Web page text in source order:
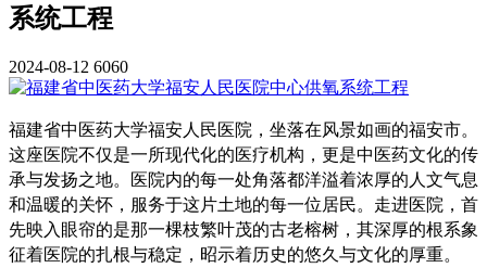
系统工程
2024-08-12 6060
福建省中医药大学福安人民医院，坐落在风景如画的福安市。
这座医院不仅是一所现代化的医疗机构，更是中医药文化的传
承与发扬之地。医院内的每一处角落都洋溢着浓厚的人文气息
和温暖的关怀，服务于这片土地的每一位居民。走进医院，首
先映入眼帘的是那一棵枝繁叶茂的古老榕树，其深厚的根系象
征着医院的扎根与稳定，昭示着历史的悠久与文化的厚重。